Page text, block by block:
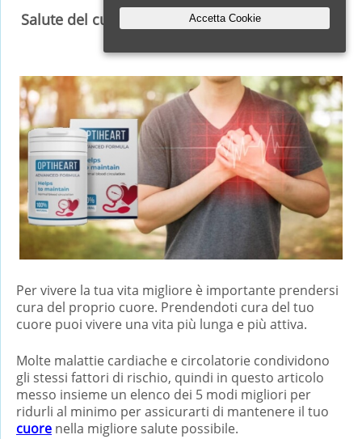
Salute del cuore: modi per mantenere la salute
Per vivere la tua vita migliore è importante prendersi
cura del proprio cuore. Prendendoti cura del tuo
cuore puoi vivere una vita più lunga e più attiva.
Molte malattie cardiache e circolatorie condividono
gli stessi fattori di rischio, quindi in questo articolo
messo insieme un elenco dei 5 modi migliori per
ridurli al minimo per assicurarti di mantenere il tuo
cuore nella migliore salute possibile.
Accetta Cookie